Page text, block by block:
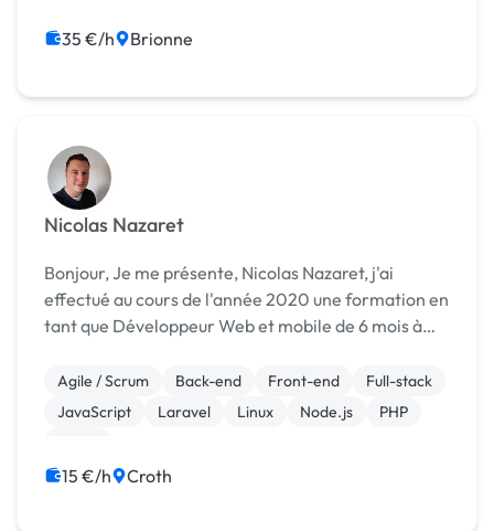
Développement spécifique
35 €/h Brionne
Nicolas Nazaret
Bonjour, Je me présente, Nicolas Nazaret, j'ai
effectué au cours de l'année 2020 une formation en
tant que Développeur Web et mobile de 6 mois à
PHP, CSS, JavaScript et SQL. J'ai fais une spé...
Agile / Scrum Back-end Front-end
Full-stack
JavaScript
Laravel Linux Node.js
PHP
15 €/h Croth